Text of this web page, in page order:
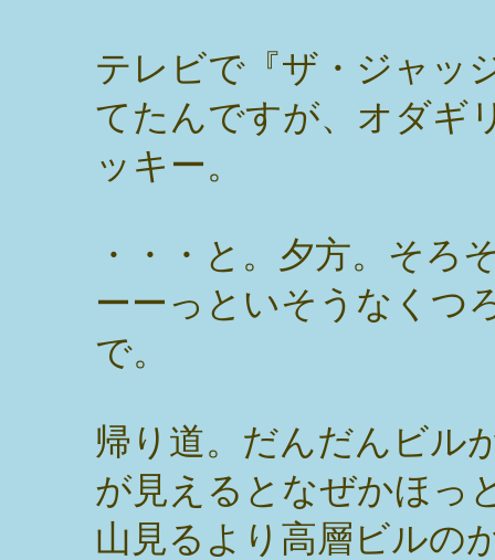
テレビで『ザ・ジャッ
てたんですが、オダギ
ッキー。
・・・と。夕方。そろ
ーーっといそうなくつ
で。
帰り道。だんだんビル
が見えるとなぜかほっ
山見るより高層ビルの